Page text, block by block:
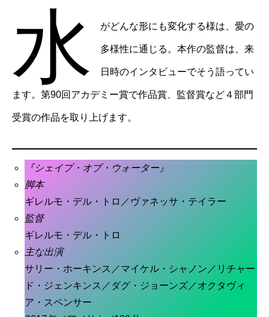
水 がどんな形にも変化する様は、愛の
多様性に通じる。本作の監督は、来
日時のインタビューでそう語ってい
ます。第90回アカデミー賞で作品賞、監督賞など４部門
受賞の作品を取り上げます。
『シェイプ・オブ・ウォーター』
脚本
ギレルモ・デル・トロ／ヴァネッサ・テイラー
監督
ギレルモ・デル・トロ
主な出演
サリー・ホーキンス／マイケル・シャノン／リチャー
ド・ジェンキンス／ダグ・ジョーンズ／オクタヴィ
ア・スペンサー